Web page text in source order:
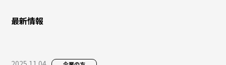
最新情報